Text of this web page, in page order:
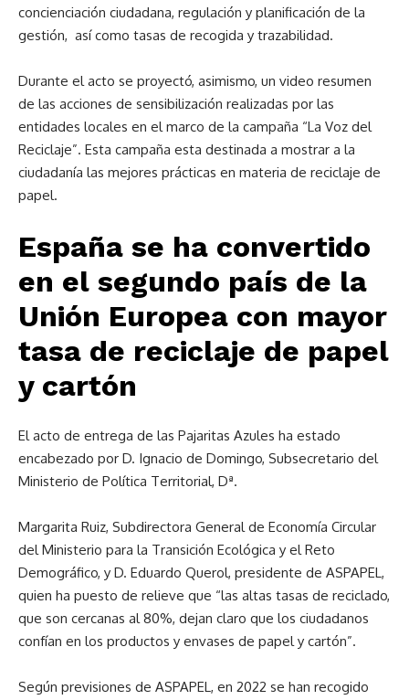
concienciación ciudadana, regulación y planificación de la
gestión, así como tasas de recogida y trazabilidad.
Durante el acto se proyectó, asimismo, un video resumen
de las acciones de sensibilización realizadas por las
entidades locales en el marco de la campaña “La Voz del
Reciclaje”. Esta campaña esta destinada a mostrar a la
ciudadanía las mejores prácticas en materia de reciclaje de
papel.
España se ha convertido
en el segundo país de la
Unión Europea con mayor
tasa de reciclaje de papel
y cartón
El acto de entrega de las Pajaritas Azules ha estado
encabezado por D. Ignacio de Domingo, Subsecretario del
Ministerio de Política Territorial, Dª.
Margarita Ruiz, Subdirectora General de Economía Circular
del Ministerio para la Transición Ecológica y el Reto
Demográfico, y D. Eduardo Querol, presidente de ASPAPEL,
quien ha puesto de relieve que “las altas tasas de reciclado,
que son cercanas al 80%, dejan claro que los ciudadanos
confían en los productos y envases de papel y cartón”.
Según previsiones de ASPAPEL, en 2022 se han recogido